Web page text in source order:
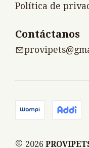
Política de
Contáctanos
2026